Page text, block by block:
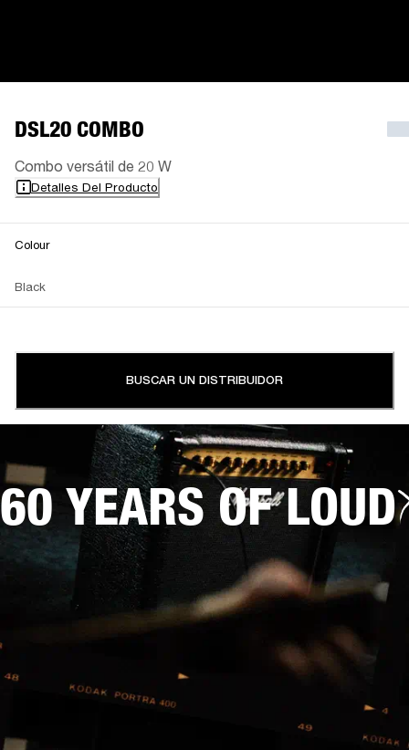
DSL20 COMBO
Combo versátil de 20 W
Detalles Del Producto
Colour
Black
BUSCAR UN DISTRIBUIDOR
60 YEARS OF LOUD